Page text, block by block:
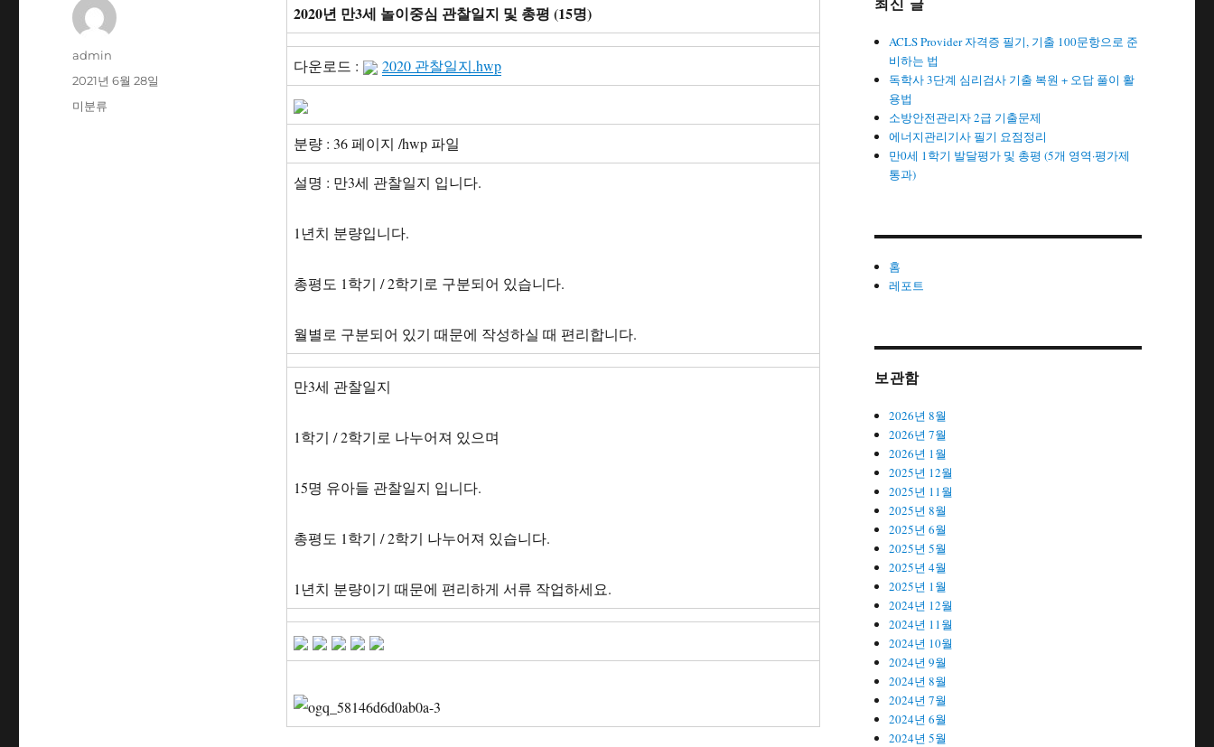
2020년 만3세 놀이중심 관찰일지 및 총평 (15명)
다운로드 : 2020 관찰일지.hwp
분량 : 36 페이지 /hwp 파일
설명 : 만3세 관찰일지 입니다.
1년치 분량입니다.
총평도 1학기 / 2학기로 구분되어 있습니다.
월별로 구분되어 있기 때문에 작성하실 때 편리합니다.
만3세 관찰일지
1학기 / 2학기로 나누어져 있으며
15명 유아들 관찰일지 입니다.
총평도 1학기 / 2학기 나누어져 있습니다.
1년치 분량이기 때문에 편리하게 서류 작업하세요.
글
admin
작
성
2021년 6월 28일
카
미분류
최신 글
ACLS Provider 자격증 필기, 기출 100문항으로 준
비하는 법
독학사 3단계 심리검사 기출 복원 + 오답 풀이 활
용법
소방안전관리자 2급 기출문제
에너지관리기사 필기 요점정리
만0세 1학기 발달평가 및 총평 (5개 영역·평가제
통과)
홈
레포트
보관함
2026년 8월
2026년 7월
2026년 1월
2025년 12월
2025년 11월
2025년 8월
2025년 6월
2025년 5월
2025년 4월
2025년 1월
2024년 12월
2024년 11월
2024년 10월
2024년 9월
2024년 8월
2024년 7월
2024년 6월
2024년 5월